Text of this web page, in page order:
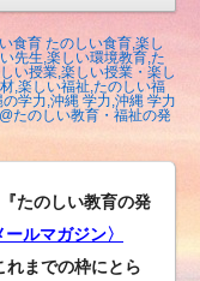
食育 たのしい食育,楽し
先生,楽しい環境教育,た
い授業,楽しい授業・楽し
,楽しい福祉,たのしい福
学力,沖縄 学力,沖縄 学力
たのしい教育・福祉の発
たのしい教育の発
ールマガジン〉
れまでの枠にとら